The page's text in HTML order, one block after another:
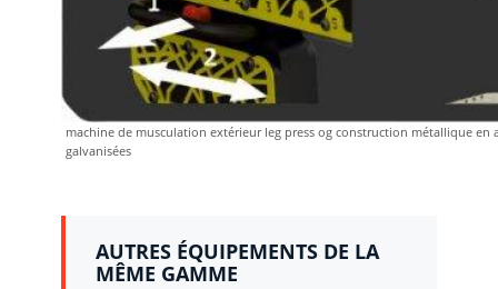
machine de musculation extérieur leg press og construction métallique
galvanisées
AUTRES ÉQUIPEMENTS DE LA
MÊME GAMME